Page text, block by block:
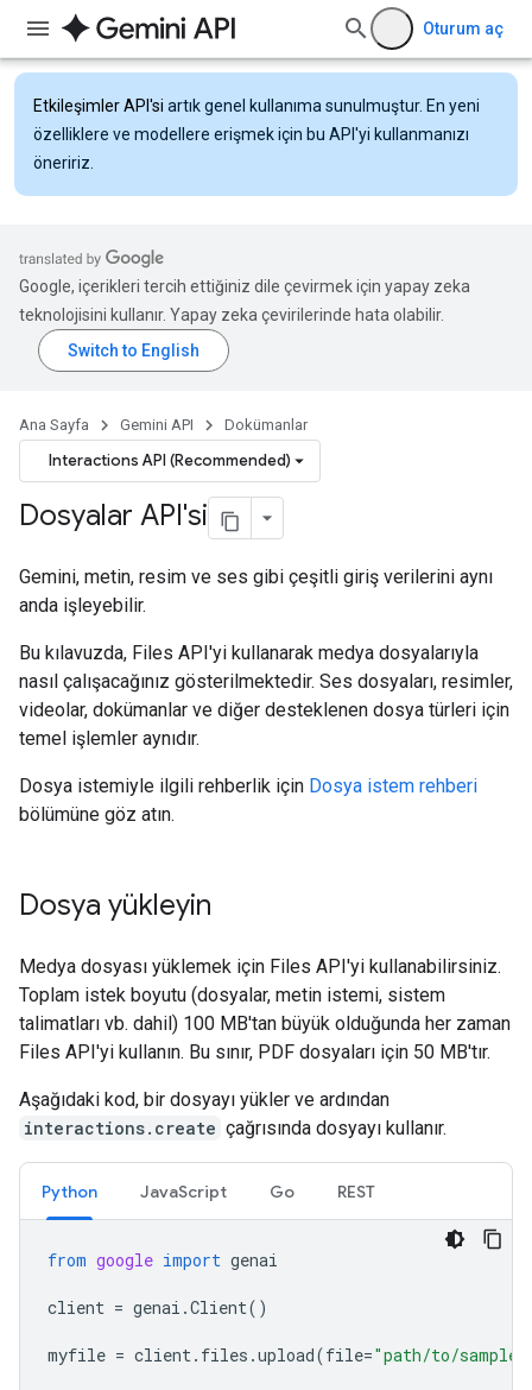
Oturum aç
Etkileşimler API'si artık genel kullanıma sunulmuştur. En yeni
özelliklere ve modellere erişmek için bu API'yi kullanmanızı
öneririz.
Google, içerikleri tercih ettiğiniz dile çevirmek için yapay zeka
teknolojisini kullanır. Yapay zeka çevirilerinde hata olabilir.
Ana Sayfa Gemini API Dokümanlar
Interactions API (Recommended)
Dosyalar API'si
Gemini, metin, resim ve ses gibi çeşitli giriş verilerini aynı
anda işleyebilir.
Bu kılavuzda, Files API'yi kullanarak medya dosyalarıyla
nasıl çalışacağınız gösterilmektedir. Ses dosyaları, resimler,
videolar, dokümanlar ve diğer desteklenen dosya türleri için
temel işlemler aynıdır.
Dosya istemiyle ilgili rehberlik için Dosya istem rehberi
bölümüne göz atın.
Dosya yükleyin
Medya dosyası yüklemek için Files API'yi kullanabilirsiniz.
Toplam istek boyutu (dosyalar, metin istemi, sistem
talimatları vb. dahil) 100 MB'tan büyük olduğunda her zaman
Files API'yi kullanın. Bu sınır, PDF dosyaları için 50 MB'tır.
Aşağıdaki kod, bir dosyayı yükler ve ardından
interactions.create çağrısında dosyayı kullanır.
Python JavaScript Go REST
from google import genai
client = genai .Client()
myfile = client. files .upload(file="path/to/